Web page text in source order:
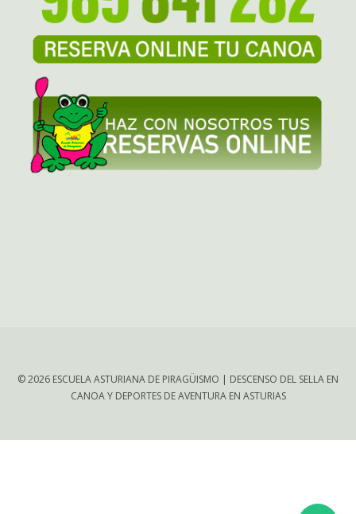
© 2026 ESCUELA ASTURIANA DE PIRAGÜISMO | DESCENSO DEL SELLA EN
CANOA Y DEPORTES DE AVENTURA EN ASTURIAS